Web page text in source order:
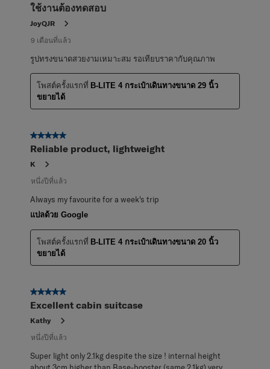
ใช้งานต้องทดสอบ
JoyQJR
9 เดือนที่แล้ว
รูปทรงขนาดสวยงามเหมาะสม รอเทียบราคากับคุณภาพ
โพสต์ครั้งแรกที่ B-LITE 4 กระเป๋าเดินทางขนาด 29 นิ้ว
ขยายได้
5 จาก 5 ดาว
Reliable product, lightweight
K
หนึ่งปีที่แล้ว
Always my favourite for a week's trip
แปลด้วย Google
โพสต์ครั้งแรกที่ B-LITE 4 กระเป๋าเดินทางขนาด 20 นิ้ว
ขยายได้
5 จาก 5 ดาว
Excellent cabin suitcase
Kathy
หนึ่งปีที่แล้ว
Super light only 2.1kg despite the size ! internal height
about 3cm higher than Base-booster (same 2.1kg) very